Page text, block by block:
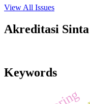
View All Issues
Akreditasi Sinta
Keywords